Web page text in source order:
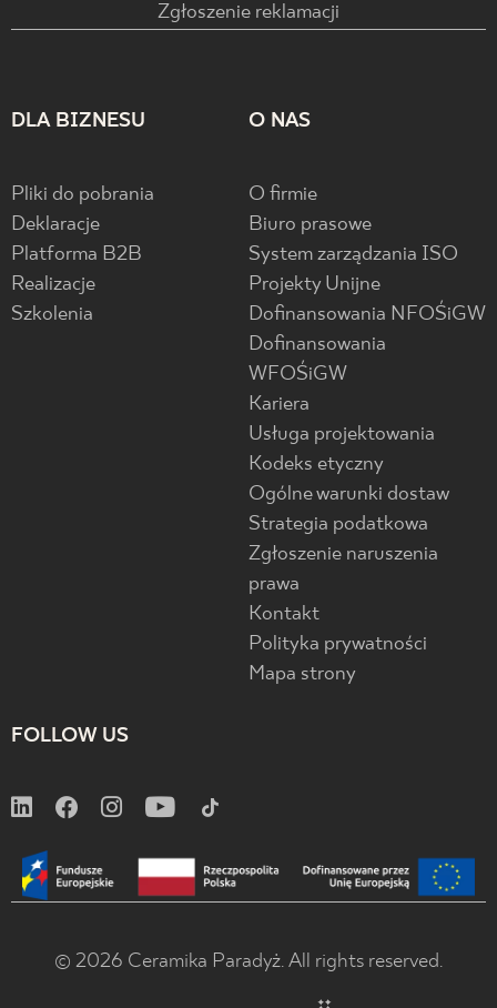
Zgłoszenie reklamacji
DLA BIZNESU
Pliki do pobrania
Deklaracje
Platforma B2B
Realizacje
Szkolenia
O NAS
O firmie
Biuro prasowe
System zarządzania ISO
Projekty Unijne
Dofinansowania NFOŚiGW
Dofinansowania
WFOŚiGW
Kariera
Usługa projektowania
Kodeks etyczny
Ogólne warunki dostaw
Strategia podatkowa
Zgłoszenie naruszenia
prawa
Kontakt
Polityka prywatności
Mapa strony
FOLLOW US
© 2026 Ceramika Paradyż. All rights reserved.